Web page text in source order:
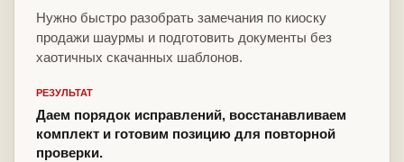
Нужно быстро разобрать замечания по киоску
продажи шаурмы и подготовить документы без
хаотичных скачанных шаблонов.
РЕЗУЛЬТАТ
Даем порядок исправлений, восстанавливаем
комплект и готовим позицию для повторной
проверки.